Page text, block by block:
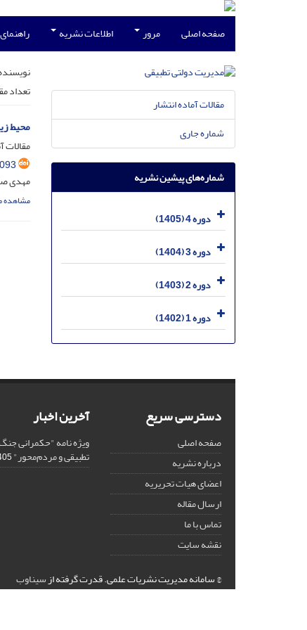
صفحه اصلی مرور اطلاعات نشریه
تعداد
محیط
مقالات
مهدی
مشاهده
مقالات آماده انتشار
شماره جاری
شماره‌های پیشین نشریه
دوره 4 (1405)
دوره 3 (1404)
دوره 2 (1403)
دوره 1 (1402)
دسترسی سریع
صفحه اصلی
درباره نشریه
اعضای هیات تحریریه
ارسال مقاله
تماس با ما
نقشه سایت
آخرین اخبار
ویژه نامه "حکمرانی
تطبیقی و مردم‌محور"02
© سامانه مدیریت نشریات علمی.قدرت گرفته ازسیناوب